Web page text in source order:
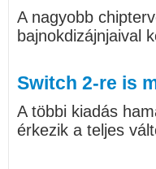
A nagyobb
bajnokdizájnjaival
Switch 2-re is
A többi kiadás
érkezik a teljes